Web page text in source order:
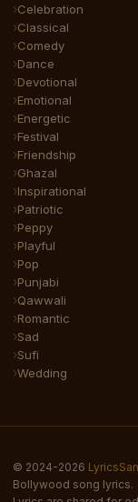
Celebration
Classical
Comedy
Dance
Devotional
Emotional
Energetic
Festival
Friendship
Ghazal
Inspirational
Patriotic
Peppy
Playful
Pop
Punjabi
Qawwali
Romantic
Sad
Sufi
Wedding
© 2024-2026
Bollywood song lyrics.